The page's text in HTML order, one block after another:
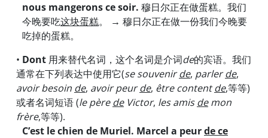
nous mangerons ce soir. 穆日尔正在做蛋糕。我们
今晚要吃这块蛋糕。 → 穆日尔正在做一份我们今晚要
吃掉的蛋糕。
• Dont 用来替代名词，这个名词是介词de的宾语。我们
通常在下列表达中使用它(se souvenirde, parlerde,
avoir besoin de, avoir peurde, être contentde,等等)
或者名词短语 (le pèredeVictor, les amisdemon
frère,等等).
C’est le chien de Muriel. Marcel a peurde ce